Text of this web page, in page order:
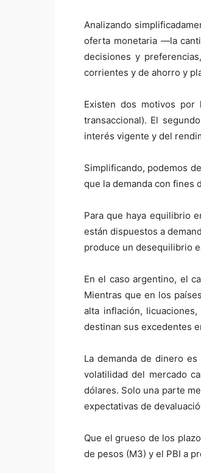
Analizando
oferta monetaria —la
decisiones y
corrientes y de ahorro y
Existen dos motivos por
transaccional). El
interés vigente y del
Simplificando, podemos
que la demanda con fines
Para que haya equilibrio
están dispuestos a
produce un desequilibrio
En el caso argentino, el
Mientras que en los
alta inflación,
destinan sus excedentes
La demanda de dinero
volatilidad del mercado
dólares. Solo una parte
expectativas de
Que el grueso de los
de pesos (M3) y el PBI a